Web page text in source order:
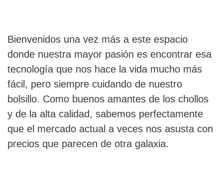
Bienvenidos una vez más a este espacio
donde nuestra mayor pasión es encontrar esa
tecnología que nos hace la vida mucho más
fácil, pero siempre cuidando de nuestro
bolsillo. Como buenos amantes de los chollos
y de la alta calidad, sabemos perfectamente
que el mercado actual a veces nos asusta con
precios que parecen de otra galaxia.